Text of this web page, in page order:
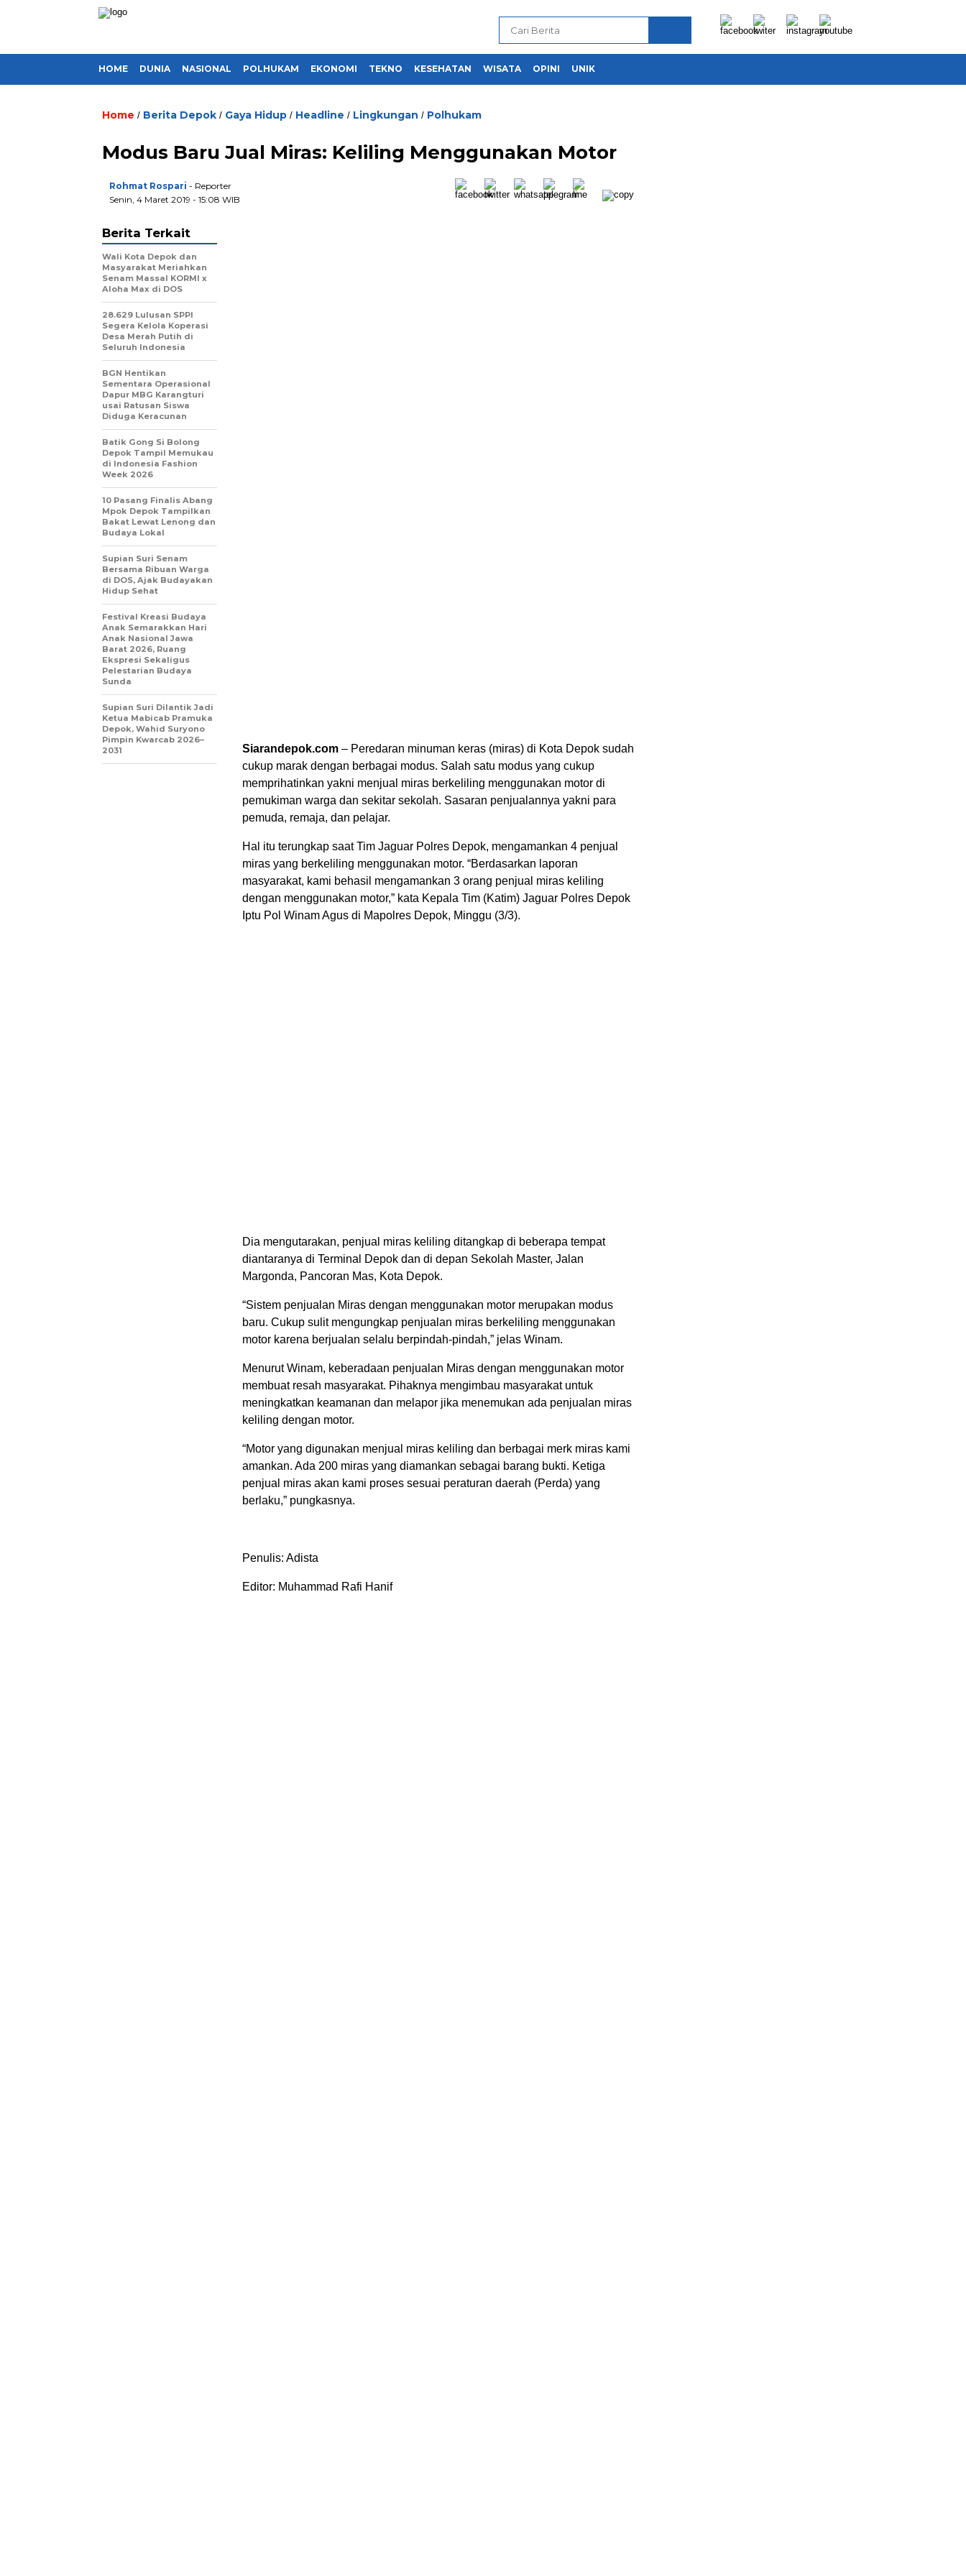
HOME DUNIA NASIONAL POLHUKAM EKONOMI TEKNO KESEHATAN WISATA OPINI UNIK
Home / Berita Depok / Gaya Hidup / Headline / Lingkungan / Polhukam
Modus Baru Jual Miras: Keliling Menggunakan Motor
Rohmat Rospari - Reporter
Senin, 4 Maret 2019 - 15:08 WIB
Siarandepok.com – Peredaran minuman keras (miras) di Kota Depok sudah
cukup marak dengan berbagai modus. Salah satu modus yang cukup
memprihatinkan yakni menjual miras berkeliling menggunakan motor di
pemukiman warga dan sekitar sekolah. Sasaran penjualannya yakni para
pemuda, remaja, dan pelajar.
Hal itu terungkap saat Tim Jaguar Polres Depok, mengamankan 4 penjual
miras yang berkeliling menggunakan motor. “Berdasarkan laporan
masyarakat, kami behasil mengamankan 3 orang penjual miras keliling
dengan menggunakan motor,” kata Kepala Tim (Katim) Jaguar Polres Depok
Iptu Pol Winam Agus di Mapolres Depok, Minggu (3/3).
Dia mengutarakan, penjual miras keliling ditangkap di beberapa tempat
diantaranya di Terminal Depok dan di depan Sekolah Master, Jalan
Margonda, Pancoran Mas, Kota Depok.
“Sistem penjualan Miras dengan menggunakan motor merupakan modus
baru. Cukup sulit mengungkap penjualan miras berkeliling menggunakan
motor karena berjualan selalu berpindah-pindah,” jelas Winam.
Menurut Winam, keberadaan penjualan Miras dengan menggunakan motor
membuat resah masyarakat. Pihaknya mengimbau masyarakat untuk
meningkatkan keamanan dan melapor jika menemukan ada penjualan miras
keliling dengan motor.
“Motor yang digunakan menjual miras keliling dan berbagai merk miras kami
amankan. Ada 200 miras yang diamankan sebagai barang bukti. Ketiga
penjual miras akan kami proses sesuai peraturan daerah (Perda) yang
berlaku,” pungkasnya.
Penulis: Adista
Editor: Muhammad Rafi Hanif
Berita Terkait
Wali Kota Depok dan
Masyarakat Meriahkan
Senam Massal KORMI x
Aloha Max di DOS
28.629 Lulusan SPPI
Segera Kelola Koperasi
Desa Merah Putih di
Seluruh Indonesia
BGN Hentikan
Sementara Operasional
Dapur MBG Karangturi
usai Ratusan Siswa
Diduga Keracunan
Batik Gong Si Bolong
Depok Tampil Memukau
di Indonesia Fashion
Week 2026
10 Pasang Finalis Abang
Mpok Depok Tampilkan
Bakat Lewat Lenong dan
Budaya Lokal
Supian Suri Senam
Bersama Ribuan Warga
di DOS, Ajak Budayakan
Hidup Sehat
Festival Kreasi Budaya
Anak Semarakkan Hari
Anak Nasional Jawa
Barat 2026, Ruang
Ekspresi Sekaligus
Pelestarian Budaya
Sunda
Supian Suri Dilantik Jadi
Ketua Mabicab Pramuka
Depok, Wahid Suryono
Pimpin Kwarcab 2026–
2031